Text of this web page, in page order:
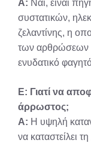
Α: Ναι, είναι
συστατικών,
ζελαντίνης, η
των αρθρώσεων
ενυδατικό
Ε: Γιατί να
άρρωστος;
Α: Η υψηλή
να καταστείλει